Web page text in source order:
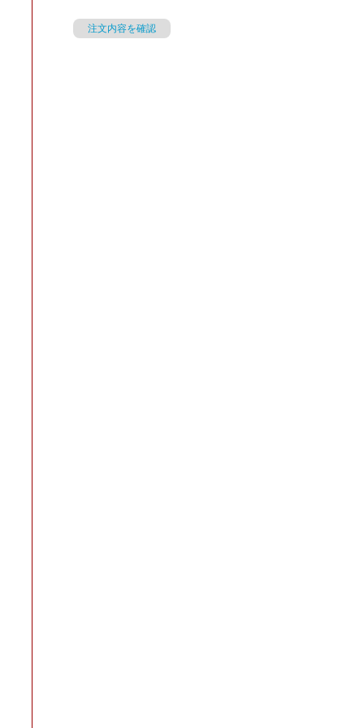
注文内容を確認